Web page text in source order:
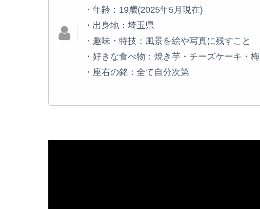
・年齢：19歳(2025年5月現在)
・出身地：埼玉県
・趣味・特技：風景を絵や写真に残すこと
・好きな食べ物：焼き芋・チーズケーキ・梅
・座右の銘：全て自分次第